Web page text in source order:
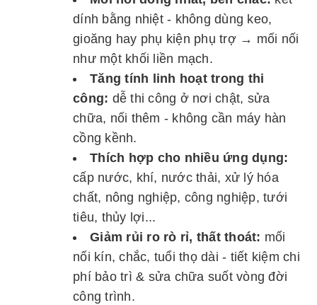
dính bằng nhiệt - không dùng keo,
gioăng hay phụ kiện phụ trợ → mối nối
như một khối liền mạch.
Tăng tính linh hoạt trong thi
công: dễ thi công ở nơi chật, sửa
chữa, nối thêm - không cần máy hàn
cồng kềnh.
Thích hợp cho nhiều ứng dụng:
cấp nước, khí, nước thải, xử lý hóa
chất, nông nghiệp, công nghiệp, tưới
tiêu, thủy lợi...
Giảm rủi ro rò rỉ, thất thoát: mối
nối kín, chắc, tuổi thọ dài - tiết kiệm chi
phí bảo trì & sửa chữa suốt vòng đời
công trình.